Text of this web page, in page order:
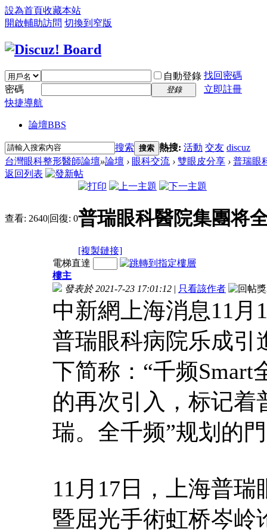
設為首頁收藏本站
開啟輔助訪問 切換到窄版
自動登錄 找回密碼
密碼
登錄
立即註冊
快捷導航
論壇BBS
搜索 搜索 熱搜: 活動 交友 discuz
台灣眼科整形醫師論壇»論壇 › 眼科交流 › 雙眼皮分享 › 普瑞眼
返回列表
查看: 2640|回復: 0普瑞眼科醫院集團将
[複製鏈接]
電梯直達
樓主
發表於 2021-7-23 17:01:12 | 只看該作者
中新網上海消息11
普瑞眼科病院乐成引
下简称：“千频Smart
的再次引入，标记着
瑞。全千频”规划的
11月17日，上海普
暨屈光手術虹桥岑岭